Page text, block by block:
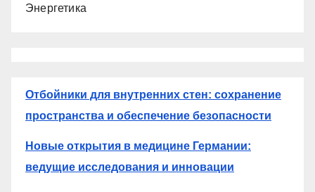
Энергетика
Отбойники для внутренних стен: сохранение
пространства и обеспечение безопасности
Новые открытия в медицине Германии:
ведущие исследования и инновации